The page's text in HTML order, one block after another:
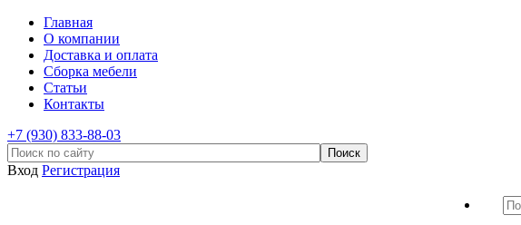
Главная
О компании
Доставка и оплата
Сборка мебели
Статьи
Контакты
+7 (930) 833-88-03
Вход Регистрация